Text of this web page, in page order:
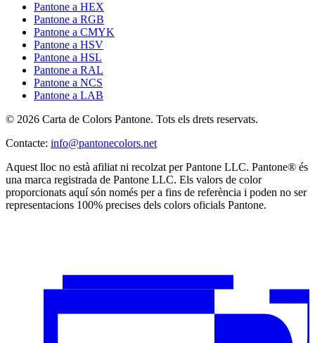
Pantone a HEX
Pantone a RGB
Pantone a CMYK
Pantone a HSV
Pantone a HSL
Pantone a RAL
Pantone a NCS
Pantone a LAB
© 2026 Carta de Colors Pantone. Tots els drets reservats.
Contacte: info@pantonecolors.net
Aquest lloc no està afiliat ni recolzat per Pantone LLC. Pantone® és
una marca registrada de Pantone LLC. Els valors de color
proporcionats aquí són només per a fins de referència i poden no ser
representacions 100% precises dels colors oficials Pantone.